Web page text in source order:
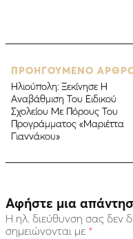
ΠΡΟΗΓΟΥΜΕΝΟ
Ηλιούπολη: Ξεκίνησε Η
Αναβάθμιση Του Ειδικού
Σχολείου Με Πόρους Του
Προγράμματος «Μαριέττα
Γιαννάκου»
Αφήστε μια
Η ηλ. διεύθυνση σας δεν
σημειώνονται με *